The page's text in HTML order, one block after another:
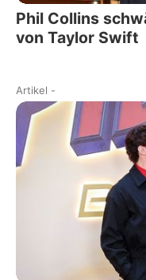
Phil Collins
von Taylor Swift
Artikel -